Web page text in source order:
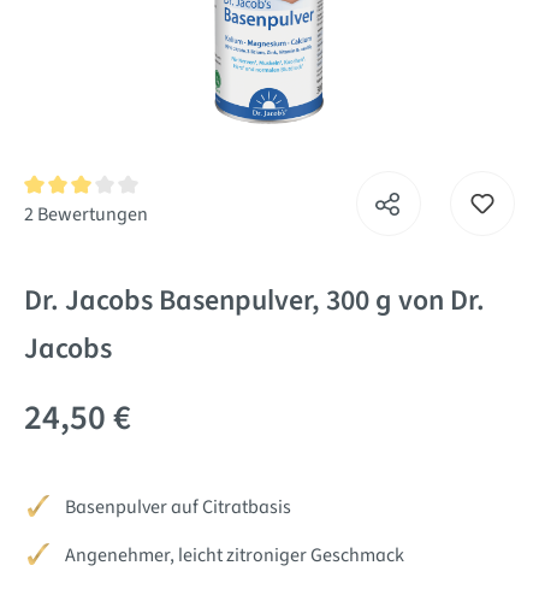
Durchschnittliche Bewertung von 3 von 5 Sternen
2 Bewertungen
Dr. Jacobs Basenpulver, 300 g von Dr.
Jacobs
24,50 €
Basenpulver auf Citratbasis
Angenehmer, leicht zitroniger Geschmack